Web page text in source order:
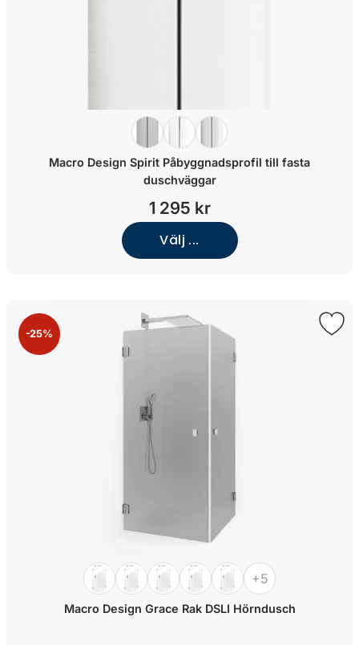
Macro Design Spirit Påbyggnadsprofil till fasta
duschväggar
1 295 kr
Välj ...
-25%
Macro Design Grace Rak DSLI Hörndusch
+5